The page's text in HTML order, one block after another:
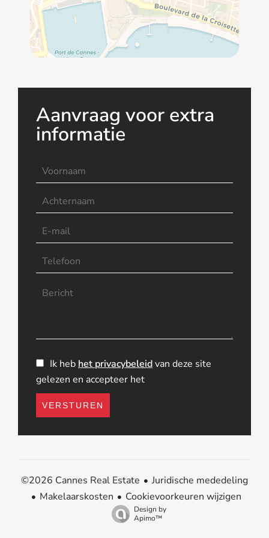
Aanvraag voor extra
informatie
Ik heb het privacybeleidvan deze site
gelezen en accepteer het
VERSTUREN
©2026 Cannes Real Estate
Juridische mededeling
Makelaarskosten
Cookievoorkeuren wijzigen
Design by
Apimo™